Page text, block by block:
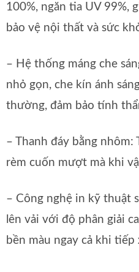
100%, ngăn tia UV 99%,
bảo vệ nội thất và sức
– Hệ thống máng che
nhỏ gọn, che kín ánh
thường, đảm bảo tính
– Thanh đáy bằng nhôm:
rèm cuốn mượt mà khi
– Công nghệ in kỹ thuật
lên vải với độ phân giải
bền màu ngay cả khi tiếp